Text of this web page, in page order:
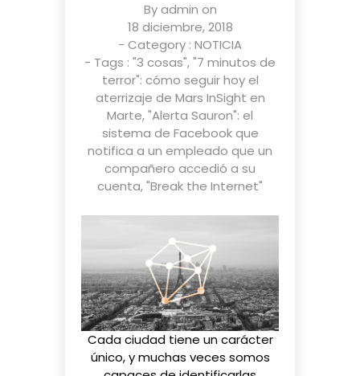
Byadmin on
18 diciembre, 2018
- Category : NOTICIA
- Tags : "3 cosas","7 minutos de
terror": cómo seguir hoy el
aterrizaje de Mars InSight en
Marte,"Alerta Sauron": el
sistema de Facebook que
notifica a un empleado que un
compañero accedió a su
cuenta,"Break the Internet"
Cada ciudad tiene un carácter
único, y muchas veces somos